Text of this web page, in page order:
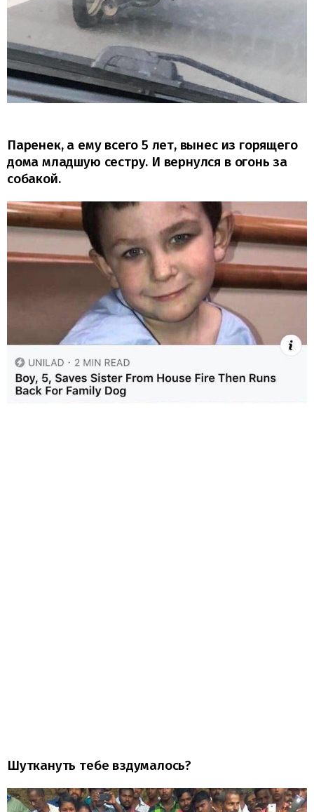
Паренек, а ему всего 5 лет, вынес из горящего
дома младшую сестру. И вернулся в огонь за
собакой.
Шуткануть тебе вздумалось?